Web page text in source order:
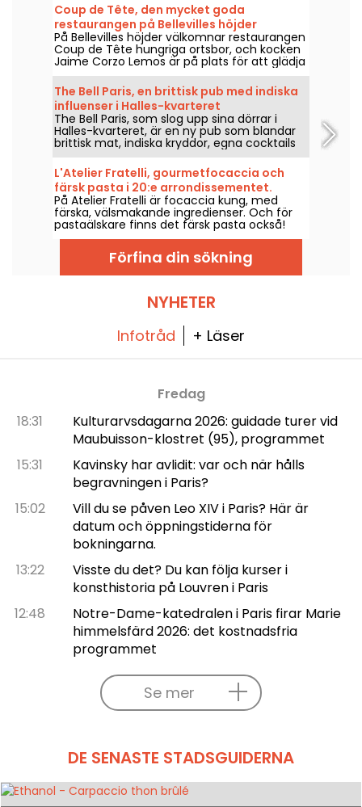
Coup de Tête, den mycket goda
restaurangen på Bellevilles höjder
På Bellevilles höjder välkomnar restaurangen
Coup de Tête hungriga ortsbor, och kocken
Jaime Corzo Lemos är på plats för att glädja
dem med sitt uppfinningsrika
gourmetbistro-kök.
The Bell Paris, en brittisk pub med indiska
influenser i Halles-kvarteret
The Bell Paris, som slog upp sina dörrar i
Halles-kvarteret, är en ny pub som blandar
brittisk mat, indiska kryddor, egna cocktails
och hantverksöl i en inredning signerad Jim
Hamilton.
L'Atelier Fratelli, gourmetfocaccia och
färsk pasta i 20:e arrondissementet.
På Atelier Fratelli är focaccia kung, med
färska, välsmakande ingredienser. Och för
pastaälskare finns det färsk pasta också!
Förfina din sökning
NYHETER
Infotråd + Läser
Fredag
18:31
Kulturarvsdagarna 2026: guidade turer vid
Maubuisson-klostret (95), programmet
15:31
Kavinsky har avlidit: var och när hålls
begravningen i Paris?
15:02
Vill du se påven Leo XIV i Paris? Här är
datum och öppningstiderna för
bokningarna.
13:22
Visste du det? Du kan följa kurser i
konsthistoria på Louvren i Paris
12:48
Notre-Dame-katedralen i Paris firar Marie
himmelsfärd 2026: det kostnadsfria
programmet
Se mer
DE SENASTE STADSGUIDERNA